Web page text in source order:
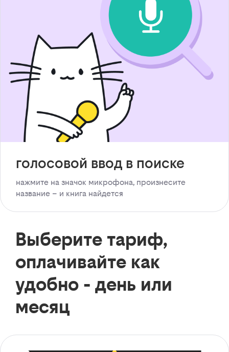
голосовой ввод в поиске
нажмите на значок микрофона, произнесите
название – и книга найдется
Выберите тариф,
оплачивайте как
удобно - день или
месяц